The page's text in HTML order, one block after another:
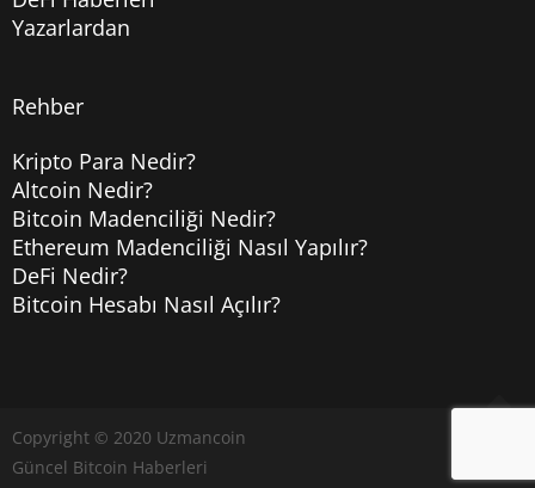
Yazarlardan
Rehber
Kripto Para Nedir?
Altcoin Nedir?
Bitcoin Madenciliği Nedir?
Ethereum Madenciliği Nasıl Yapılır?
DeFi Nedir?
Bitcoin Hesabı Nasıl Açılır?
Copyright © 2020 Uzmancoin
Güncel Bitcoin Haberleri